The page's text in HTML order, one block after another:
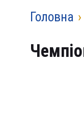
Головна ›